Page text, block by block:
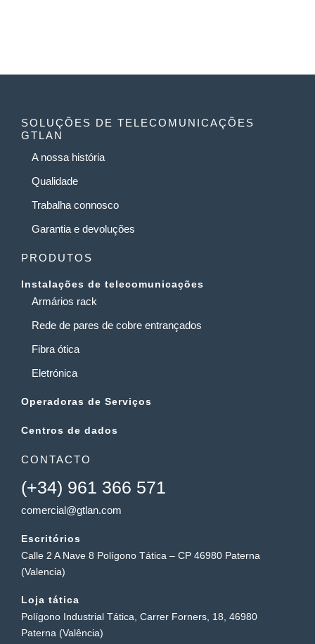
SOLUÇÕES DE TELECOMUNICAÇÕES
GTLAN
A nossa história
Qualidade
Trabalha connosco
Garantia e devoluções
PRODUTOS
Instalações de telecomunicações
Armários rack
Rede de pares de cobre entrançados
Fibra ótica
Eletrónica
Operadoras de Serviços
Centros de dados
CONTACTO
(+34) 961 366 571
comercial@gtlan.com
Escritórios
Calle 2 A Nave 8 Polígono Tática – CP 46980 Paterna
(Valencia)
Loja tática
Polígono Industrial Tática, Carrer Forners, 18, 46980
Paterna (Valência)